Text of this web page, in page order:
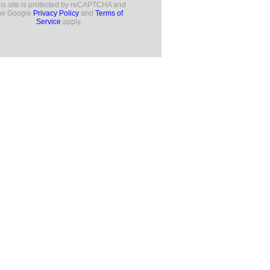
site is protected by reCAPTCHA and
Google Privacy Policy and Terms of
Service apply.